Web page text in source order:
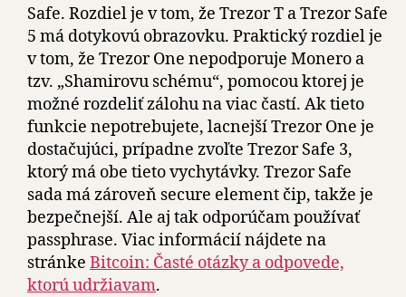
Safe. Rozdiel je v tom, že Trezor T a Trezor Safe
5 má dotykovú obrazovku. Praktický rozdiel je
v tom, že Trezor One nepodporuje Monero a
tzv. „Shamirovu schému“, pomocou ktorej je
možné rozdeliť zálohu na viac častí. Ak tieto
funkcie nepotrebujete, lacnejší Trezor One je
dostačujúci, prípadne zvoľte Trezor Safe 3,
ktorý má obe tieto vychytávky. Trezor Safe
sada má zároveň secure element čip, takže je
bezpečnejší. Ale aj tak odporúčam používať
passphrase. Viac informácií nájdete na
stránke Bitcoin: Časté otázky a odpovede,
ktorú udržiavam.